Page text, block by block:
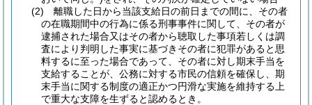
(2)
離職した日から当該支給日の前日までの間に、その者
の在職期間中の行為に係る刑事事件に関して、その者が
逮捕された場合又はその者から聴取した事項若しくは調
査により判明した事実に基づきその者に犯罪があると思
料するに至った場合であって、その者に対し期末手当を
支給することが、公務に対する市民の信頼を確保し、期
末手当に関する制度の適正かつ円滑な実施を維持する上
で重大な支障を生ずると認めるとき。